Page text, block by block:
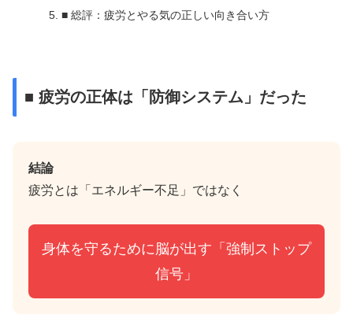
■ 総評：疲労とやる気の正しい向き合い方
■ 疲労の正体は「防御システム」だった
結論
疲労とは「エネルギー不足」ではなく
身体を守るために脳が出す「強制ストップ
信号」